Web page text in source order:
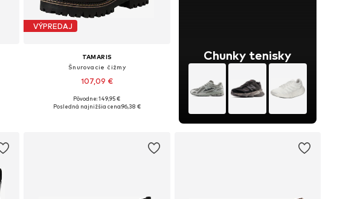
VÝPREDAJ
TAMARIS
Šnurovacie čižmy
107,09 €
Dostupné v mnohých veľkostiach
Pôvodne: 149,95 €
Posledná najnižšia cena:96,38 €
Chunky tenisky